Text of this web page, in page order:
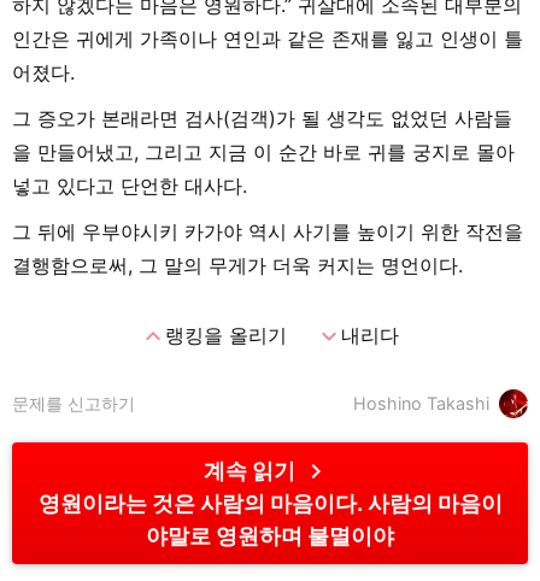
하지 않겠다는 마음은 영원하다.” 귀살대에 소속된 대부분의
인간은 귀에게 가족이나 연인과 같은 존재를 잃고 인생이 틀
어졌다.
그 증오가 본래라면 검사(검객)가 될 생각도 없었던 사람들
을 만들어냈고, 그리고 지금 이 순간 바로 귀를 궁지로 몰아
넣고 있다고 단언한 대사다.
그 뒤에 우부야시키 카가야 역시 사기를 높이기 위한 작전을
결행함으로써, 그 말의 무게가 더욱 커지는 명언이다.
expand_less랭킹을 올리기 expand_more내리다
Hoshino Takashi
문제를 신고하기
계속 읽기 chevron_right
영원이라는 것은 사람의 마음이다. 사람의 마음이
야말로 영원하며 불멸이야